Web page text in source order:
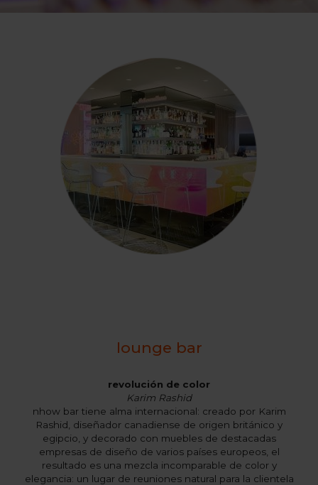
lounge bar
revolución de color
Karim Rashid
nhow bar tiene alma internacional: creado por Karim
Rashid, diseñador canadiense de origen británico y
egipcio, y decorado con muebles de destacadas
empresas de diseño de varios países europeos, el
resultado es una mezcla incomparable de color y
elegancia: un lugar de reuniones natural para la clientela